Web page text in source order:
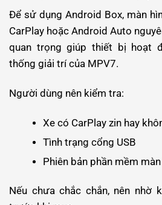
Để sử dụng Android Box, màn
CarPlay hoặc Android Auto
quan trọng giúp thiết bị hoạt
thống giải trí của MPV7.
Người dùng nên kiểm tra:
Xe có CarPlay zin hay
Tình trạng cổng USB
Phiên bản phần mềm
Nếu chưa chắc chắn, nên nhờ